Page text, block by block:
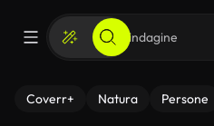
Coverr+ Natura Persone